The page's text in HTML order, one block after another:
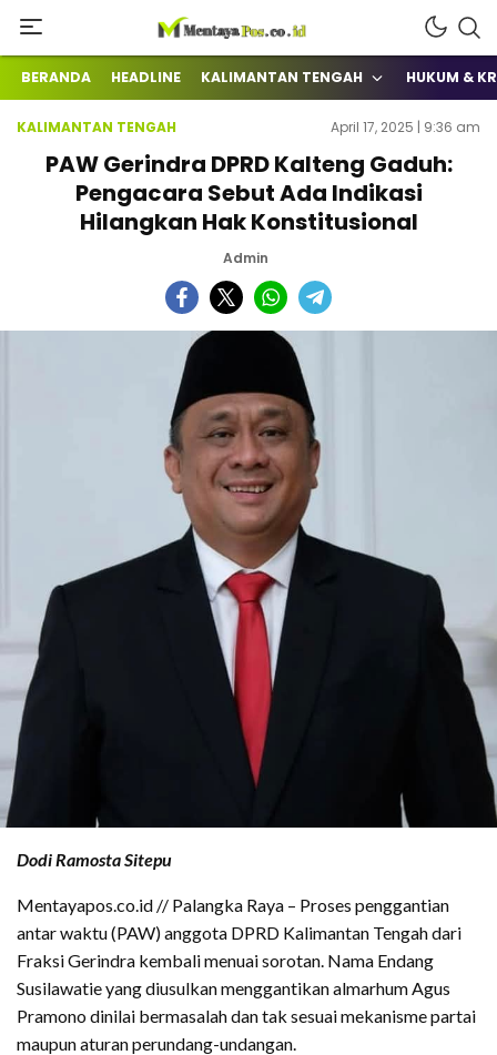
mentayapos.co.id
Terkini Mengabarkan
BERANDA HEADLINE KALIMANTAN TENGAH HUKUM &
KALIMANTAN TENGAH April 17, 2025 | 9:36 am
PAW Gerindra DPRD Kalteng Gaduh:
Pengacara Sebut Ada Indikasi
Hilangkan Hak Konstitusional
Admin
Dodi Ramosta Sitepu
Mentayapos.co.id // Palangka Raya – Proses penggantian
antar waktu (PAW) anggota DPRD Kalimantan Tengah dari
Fraksi Gerindra kembali menuai sorotan. Nama Endang
Susilawatie yang diusulkan menggantikan almarhum Agus
Pramono dinilai bermasalah dan tak sesuai mekanisme partai
maupun aturan perundang-undangan.